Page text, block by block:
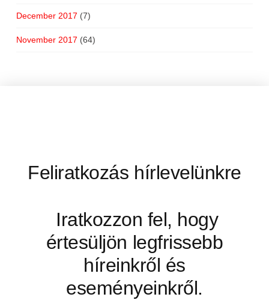
December 2017 (7)
November 2017 (64)
Feliratkozás hírlevelünkre
Iratkozzon fel, hogy
értesüljön legfrissebb
híreinkről és
eseményeinkről.